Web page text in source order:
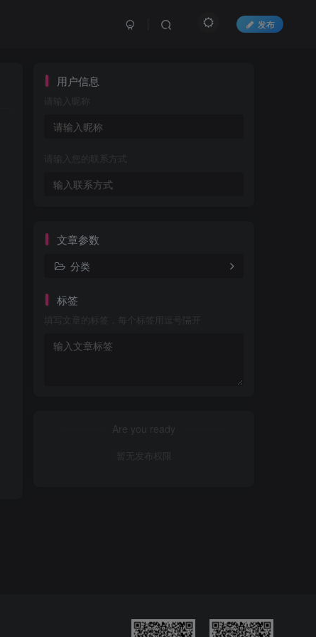
发布
用户信息
请输入昵称
请输入您的联系方式
文章参数
分类
标签
填写文章的标签，每个标签用逗号隔开
Are you ready
暂无发布权限